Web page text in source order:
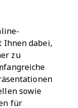
Ihnen dabei,
zu
sowie
für